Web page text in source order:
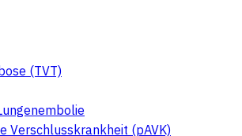
(TVT)
Verschlusskrankheit (pAVK)